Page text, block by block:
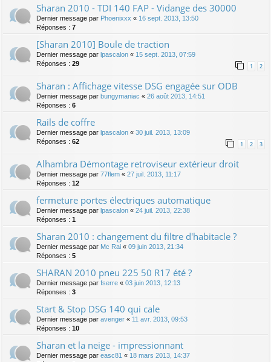
Sharan 2010 - TDI 140 FAP - Vidange des 30000
Dernier message par Phoenixxx « 16 sept. 2013, 13:50
Réponses : 7
[Sharan 2010] Boule de traction
Dernier message par lpascalon « 15 sept. 2013, 07:59
Réponses : 29 1 2
Sharan : Affichage vitesse DSG engagée sur ODB
Dernier message par bungymaniac « 26 août 2013, 14:51
Réponses : 6
Rails de coffre
Dernier message par lpascalon « 30 juil. 2013, 13:09
Réponses : 62 1 2 3
Alhambra Démontage retroviseur extérieur droit
Dernier message par 77flem « 27 juil. 2013, 11:17
Réponses : 12
fermeture portes électriques automatique
Dernier message par lpascalon « 24 juil. 2013, 22:38
Réponses : 1
Sharan 2010 : changement du filtre d'habitacle ?
Dernier message par Mc Rai « 09 juin 2013, 21:34
Réponses : 5
SHARAN 2010 pneu 225 50 R17 été ?
Dernier message par fserre « 03 juin 2013, 12:13
Réponses : 3
Start & Stop DSG 140 qui cale
Dernier message par avenger « 11 avr. 2013, 09:53
Réponses : 10
Sharan et la neige - impressionnant
Dernier message par easc81 « 18 mars 2013, 14:37